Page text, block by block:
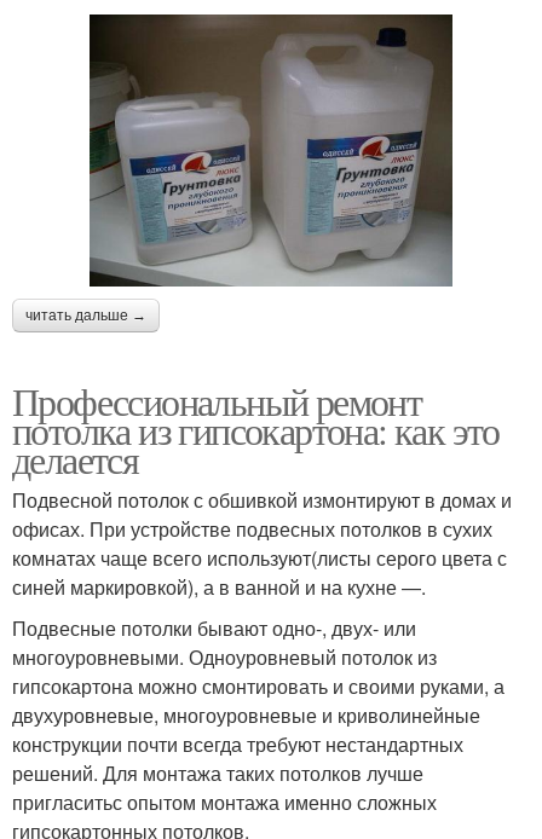
читать дальше →
Профессиональный ремонт
потолка из гипсокартона: как это
делается
Подвесной потолок с обшивкой измонтируют в домах и
офисах. При устройстве подвесных потолков в сухих
комнатах чаще всего используют(листы серого цвета с
синей маркировкой), а в ванной и на кухне —.
Подвесные потолки бывают одно-, двух- или
многоуровневыми. Одноуровневый потолок из
гипсокартона можно смонтировать и своими руками, а
двухуровневые, многоуровневые и криволинейные
конструкции почти всегда требуют нестандартных
решений. Для монтажа таких потолков лучше
пригласитьс опытом монтажа именно сложных
гипсокартонных потолков.